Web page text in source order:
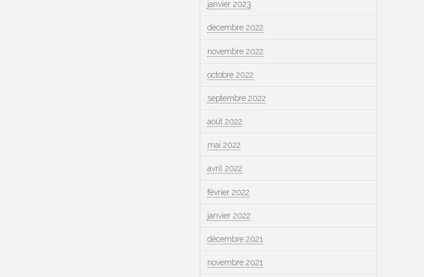
janvier 2023
décembre 2022
novembre 2022
octobre 2022
septembre 2022
août 2022
mai 2022
avril 2022
février 2022
janvier 2022
décembre 2021
novembre 2021